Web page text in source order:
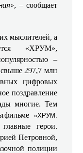
, – сообщает
мыслителей, а
«ХРУМ»,
–
свыше 297,7 млн
цифровых
поздравление
многие. Тем
«ХРУМ.
герои.
Петровной,
полиции